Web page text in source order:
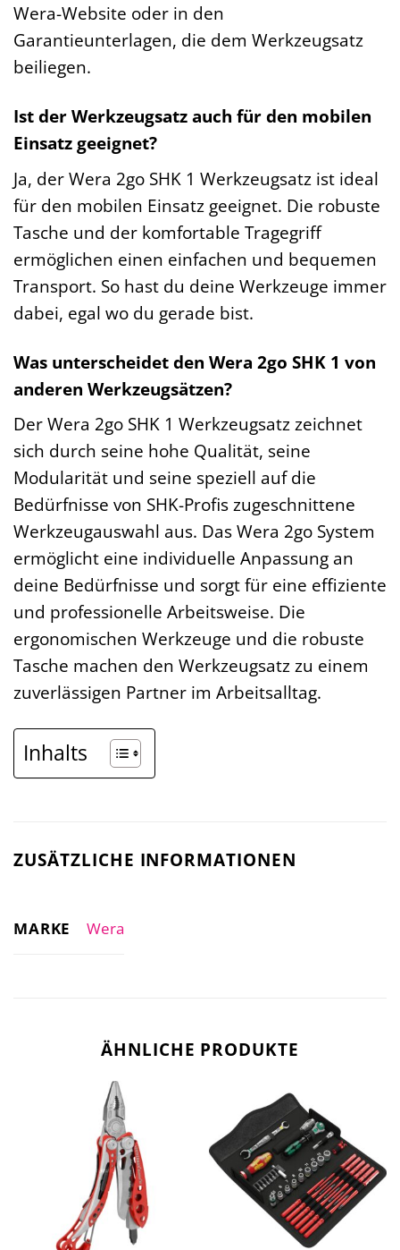
Wera-Website oder in den
Garantieunterlagen, die dem Werkzeugsatz
beiliegen.
Ist der Werkzeugsatz auch für den mobilen
Einsatz geeignet?
Ja, der Wera 2go SHK 1 Werkzeugsatz ist ideal
für den mobilen Einsatz geeignet. Die robuste
Tasche und der komfortable Tragegriff
ermöglichen einen einfachen und bequemen
Transport. So hast du deine Werkzeuge immer
dabei, egal wo du gerade bist.
Was unterscheidet den Wera 2go SHK 1 von
anderen Werkzeugsätzen?
Der Wera 2go SHK 1 Werkzeugsatz zeichnet
sich durch seine hohe Qualität, seine
Modularität und seine speziell auf die
Bedürfnisse von SHK-Profis zugeschnittene
Werkzeugauswahl aus. Das Wera 2go System
ermöglicht eine individuelle Anpassung an
deine Bedürfnisse und sorgt für eine effiziente
und professionelle Arbeitsweise. Die
ergonomischen Werkzeuge und die robuste
Tasche machen den Werkzeugsatz zu einem
zuverlässigen Partner im Arbeitsalltag.
Inhalts
ZUSÄTZLICHE INFORMATIONEN
MARKE Wera
ÄHNLICHE PRODUKTE